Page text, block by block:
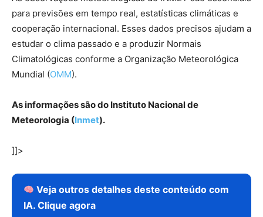
para previsões em tempo real, estatísticas climáticas e
cooperação internacional. Esses dados precisos ajudam a
estudar o clima passado e a produzir Normais
Climatológicas conforme a Organização Meteorológica
Mundial (OMM).
As informações são do Instituto Nacional de
Meteorologia (Inmet).
]]>
Veja outros detalhes deste conteúdo com
IA. Clique agora